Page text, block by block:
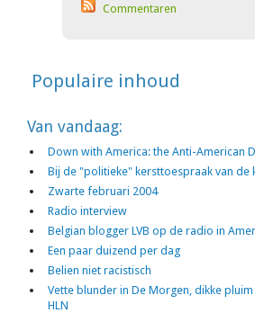
Commentaren
Populaire inhoud
Van vandaag:
Down with America: the Anti-American
Bij de "politieke" kersttoespraak van de
Zwarte februari 2004
Radio interview
Belgian blogger LVB op de radio in
Een paar duizend per dag
Belien niet racistisch
Vette blunder in De Morgen, dikke
HLN